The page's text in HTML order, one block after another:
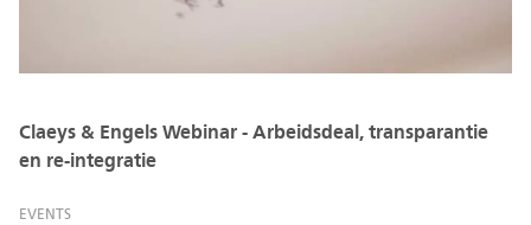
Claeys & Engels Webinar - Arbeidsdeal, transparantie
en re-integratie
EVENTS